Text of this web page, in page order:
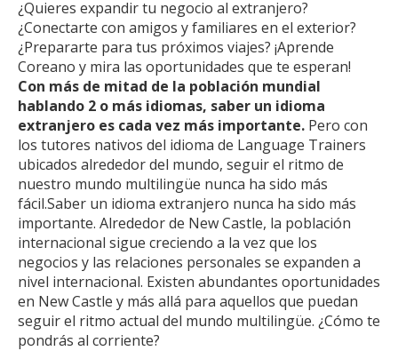
¿Quieres expandir tu negocio al extranjero?
¿Conectarte con amigos y familiares en el exterior?
¿Prepararte para tus próximos viajes? ¡Aprende
Coreano y mira las oportunidades que te esperan!
Con más de mitad de la población mundial
hablando 2 o más idiomas, saber un idioma
extranjero es cada vez más importante. Pero con
los tutores nativos del idioma de Language Trainers
ubicados alrededor del mundo, seguir el ritmo de
nuestro mundo multilingüe nunca ha sido más
fácil.Saber un idioma extranjero nunca ha sido más
importante. Alrededor de New Castle, la población
internacional sigue creciendo a la vez que los
negocios y las relaciones personales se expanden a
nivel internacional. Existen abundantes oportunidades
en New Castle y más allá para aquellos que puedan
seguir el ritmo actual del mundo multilingüe. ¿Cómo te
pondrás al corriente?